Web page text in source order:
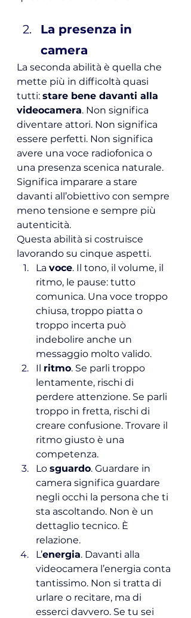
La presenza in
camera
La seconda abilità è quella che
mette più in difficoltà quasi
tutti: stare bene davanti alla
videocamera. Non significa
diventare attori. Non significa
essere perfetti. Non significa
avere una voce radiofonica o
una presenza scenica naturale.
Significa imparare a stare
davanti all’obiettivo con sempre
meno tensione e sempre più
autenticità.
Questa abilità si costruisce
lavorando su cinque aspetti.
La voce. Il tono, il volume, il
ritmo, le pause: tutto
comunica. Una voce troppo
chiusa, troppo piatta o
troppo incerta può
indebolire anche un
messaggio molto valido.
Il ritmo. Se parli troppo
lentamente, rischi di
perdere attenzione. Se parli
troppo in fretta, rischi di
creare confusione. Trovare il
ritmo giusto è una
competenza.
Lo sguardo. Guardare in
camera significa guardare
negli occhi la persona che ti
sta ascoltando. Non è un
dettaglio tecnico. È
relazione.
L’energia. Davanti alla
videocamera l’energia conta
tantissimo. Non si tratta di
urlare o recitare, ma di
esserci davvero. Se tu sei